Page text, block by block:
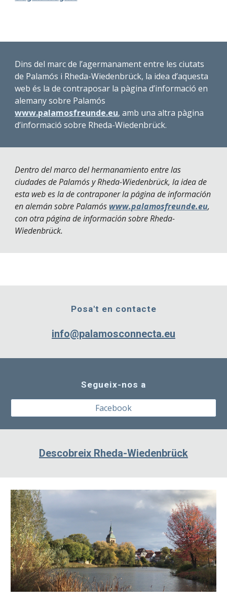
Dins del marc de l’agermanament entre les ciutats
de Palamós i Rheda-Wiedenbrück, la idea d’aquesta
web és la de contraposar la pàgina d’informació en
alemany sobre Palamós
www.palamosfreunde.eu, amb una altra pàgina
d’informació sobre Rheda-Wiedenbrück.
Dentro del marco del hermanamiento entre las
ciudades de Palamós y Rheda-Wiedenbrück, la idea de
esta web es la de contraponer la página de información
en alemán sobre Palamós www.palamosfreunde.eu,
con otra página de información sobre Rheda-
Wiedenbrück.
Posa't en contacte
info@palamosconnecta.eu
Segueix-nos a
Facebook
Descobreix Rheda-Wiedenbrück